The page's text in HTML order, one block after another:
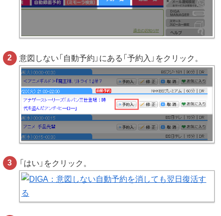
意図しない「自動予約」にある「予約入」をクリック。
「はい」をクリック。